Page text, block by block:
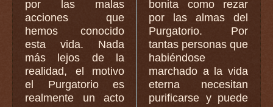
por las malas
acciones que
hemos conocido
esta vida. Nada
más lejos de la
realidad, el motivo
el Purgatorio es
realmente un acto
bonita como rezar
por las almas del
Purgatorio. Por
tantas personas que
habiéndose
marchado a la vida
eterna necesitan
purificarse y puede